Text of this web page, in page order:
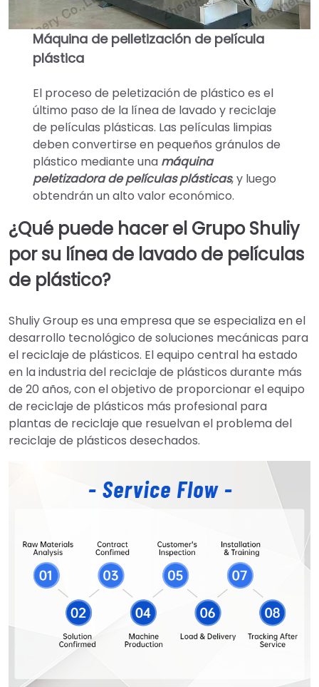
Máquina de pelletización de película
plástica
El proceso de peletización de plástico es el
último paso de la línea de lavado y reciclaje
de películas plásticas. Las películas limpias
deben convertirse en pequeños gránulos de
plástico mediante una máquina
peletizadora de películas plásticas, y luego
obtendrán un alto valor económico.
¿Qué puede hacer el Grupo Shuliy
por su línea de lavado de películas
de plástico?
Shuliy Group es una empresa que se especializa en el
desarrollo tecnológico de soluciones mecánicas para
el reciclaje de plásticos. El equipo central ha estado
en la industria del reciclaje de plásticos durante más
de 20 años, con el objetivo de proporcionar el equipo
de reciclaje de plásticos más profesional para
plantas de reciclaje que resuelvan el problema del
reciclaje de plásticos desechados.